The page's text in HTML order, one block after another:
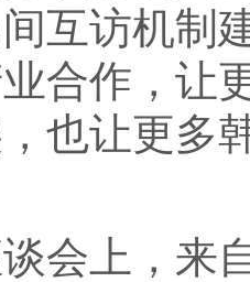
互访机制
合作，让
也让更多
上，来自